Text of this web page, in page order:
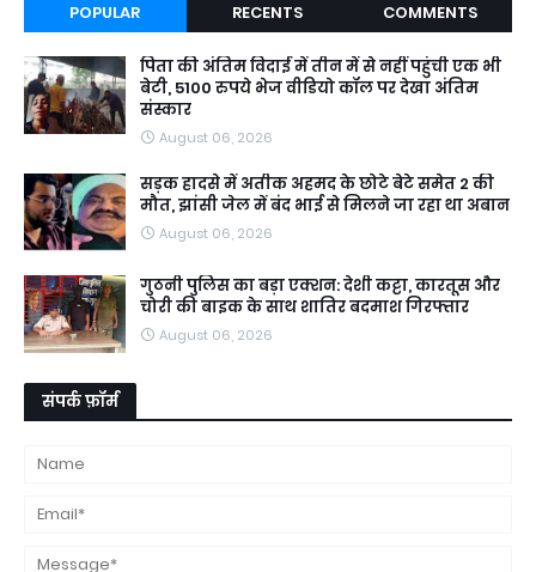
POPULAR RECENTS COMMENTS
पिता की अंतिम विदाई में तीन में से नहीं पहुंची एक भी
बेटी, 5100 रुपये भेज वीडियो कॉल पर देखा अंतिम
संस्कार
August 06, 2026
सड़क हादसे में अतीक अहमद के छोटे बेटे समेत 2 की
मौत, झांसी जेल में बंद भाई से मिलने जा रहा था अबान
August 06, 2026
गुठनी पुलिस का बड़ा एक्शन: देशी कट्टा, कारतूस और
चोरी की बाइक के साथ शातिर बदमाश गिरफ्तार
August 06, 2026
संपर्क फ़ॉर्म